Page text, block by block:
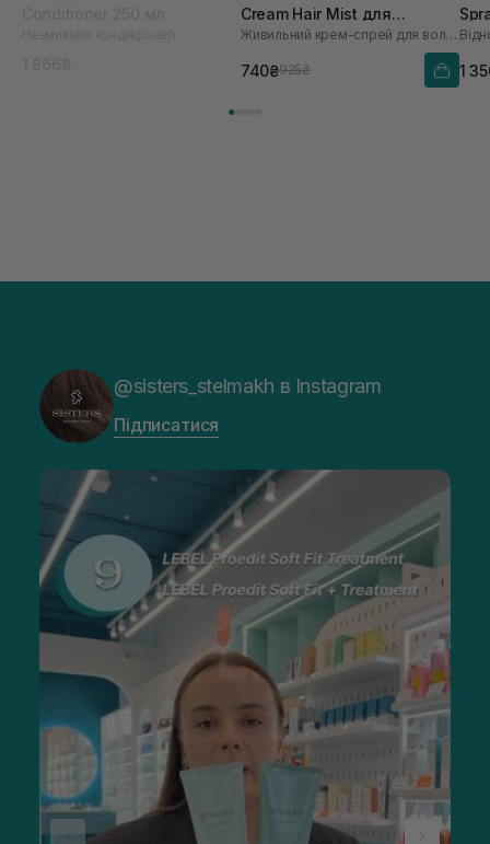
Cream Hair Mist для
зволоження та
розгладження волосся 70
мл
Живильний крем-спрей для волосся
740₴925₴ 1
@sisters_stelmakh в Instagram
Підписатися